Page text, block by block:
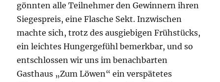
gönnten alle Teilnehmer den Gewinnern ihren
Siegespreis, eine Flasche Sekt. Inzwischen
machte sich, trotz des ausgiebigen Frühstücks,
ein leichtes Hungergefühl bemerkbar, und so
entschlossen wir uns im benachbarten
Gasthaus „Zum Löwen“ ein verspätetes